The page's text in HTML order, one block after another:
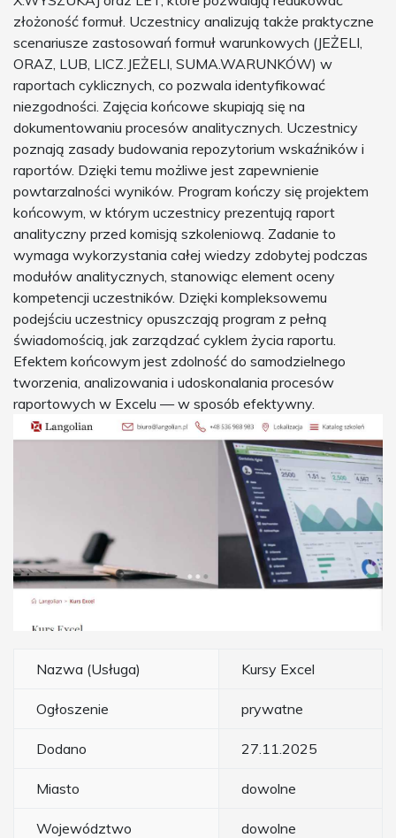
złożoność formuł. Uczestnicy analizują także praktyczne
scenariusze zastosowań formuł warunkowych (JEŻELI,
ORAZ, LUB, LICZ.JEŻELI, SUMA.WARUNKÓW) w
raportach cyklicznych, co pozwala identyfikować
niezgodności. Zajęcia końcowe skupiają się na
dokumentowaniu procesów analitycznych. Uczestnicy
poznają zasady budowania repozytorium wskaźników i
raportów. Dzięki temu możliwe jest zapewnienie
powtarzalności wyników. Program kończy się projektem
końcowym, w którym uczestnicy prezentują raport
analityczny przed komisją szkoleniową. Zadanie to
wymaga wykorzystania całej wiedzy zdobytej podczas
modułów analitycznych, stanowiąc element oceny
kompetencji uczestników. Dzięki kompleksowemu
podejściu uczestnicy opuszczają program z pełną
świadomością, jak zarządzać cyklem życia raportu.
Efektem końcowym jest zdolność do samodzielnego
tworzenia, analizowania i udoskonalania procesów
raportowych w Excelu — w sposób efektywny.
Nazwa (Usługa) Kursy Excel
Ogłoszenie prywatne
Dodano 27.11.2025
Miasto dowolne
Województwo dowolne